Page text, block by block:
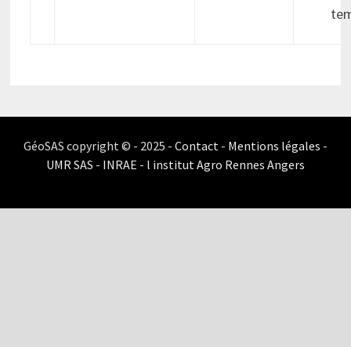
GéoSAS copyright © - 2025 - Contact - Mentions légales -
UMR SAS - INRAE - l institut Agro Rennes Angers